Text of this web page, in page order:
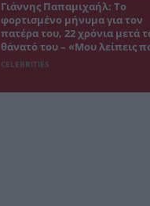
Γιάννης Παπαμιχαήλ: Το
φορτισμένο μήνυμα για τον
πατέρα του, 22 χρόνια μετά
θάνατό του – «Μου λείπεις
CELEBRITIES